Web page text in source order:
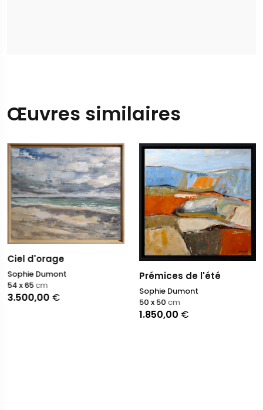
Œuvres similaires
Ciel d'orage
Sophie Dumont
3.500,00 €
54 x 65cm
Prémices de l'été
Sophie Dumont
1.850,00 €
50 x 50 cm